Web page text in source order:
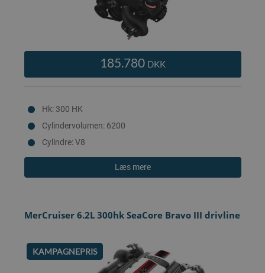
185.780 DKK
Hk: 300 HK
Cylindervolumen: 6200
Cylindre: V8
Læs mere
MerCruiser 6.2L 300hk SeaCore Bravo III drivline
KAMPAGNEPRIS